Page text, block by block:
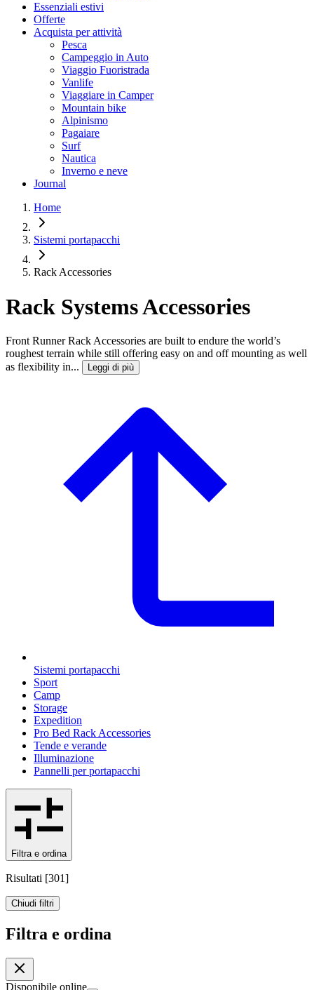
Essenziali estivi
Offerte
Acquista per attività
Pesca
Campeggio in Auto
Viaggio Fuoristrada
Vanlife
Viaggiare in Camper
Mountain bike
Alpinismo
Pagaiare
Surf
Nautica
Inverno e neve
Journal
Home
Sistemi portapacchi
Rack Accessories
Rack Systems Accessories
Front Runner Rack Accessories are built to endure the world’s
roughest terrain while still offering easy on and off mounting as well
as flexibility in...
Leggi di più
Sistemi portapacchi
Sport
Camp
Storage
Expedition
Pro Bed Rack Accessories
Tende e verande
Illuminazione
Pannelli per portapacchi
Filtra e ordina
Risultati [301]
Chiudi filtri
Filtra e ordina
Disponibile online